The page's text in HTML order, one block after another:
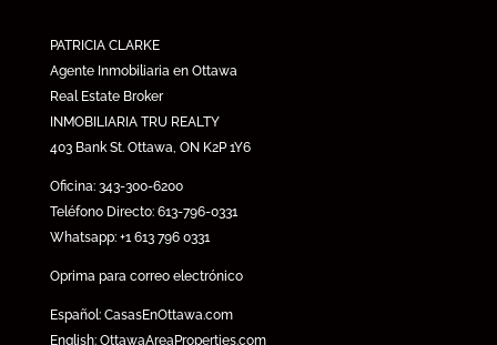
PATRICIA CLARKE
Agente Inmobiliaria en Ottawa
Real Estate Broker
INMOBILIARIA TRU REALTY
403 Bank St. Ottawa, ON K2P 1Y6
Oficina: 343-300-6200
Teléfono Directo: 613-796-0331
Whatsapp: +1 613 796 0331
Oprima para correo electrónico
Español: CasasEnOttawa.com
English: OttawaAreaProperties.com